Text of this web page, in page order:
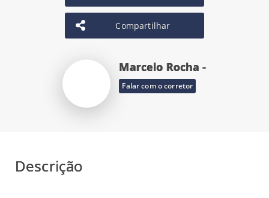
Compartilhar
Marcelo Rocha -
Falar com o corretor
Descrição